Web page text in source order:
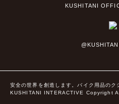
KUSHITANI
安全の世界を創造します。バイク用品のク
KUSHITANI INTERACTIVE Copyright